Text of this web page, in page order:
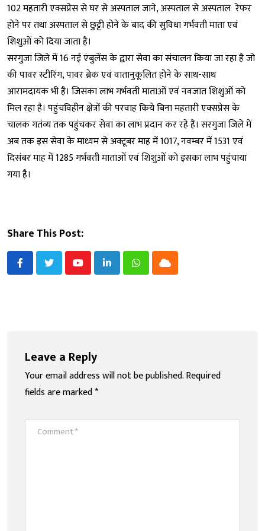
102 महतारी एक्सप्रेस से घर से अस्पताल जाने, अस्पताल से अस्पताल रेफर
होने पर तथा अस्पताल से छुट्टी होने के बाद की सुविधा गर्भवती माता एवं
शिशुओं को दिया जाता है।
सरगुजा जिले में 16 नई एंबुलेंस के द्वारा सेवा का संचालन किया जा रहा है जो
की पावर स्टीरिंग, पावर ब्रेक एवं वातानुकूलित होने के साथ-साथ
आरामदायक भी है। जिसका लाभ गर्भवती माताओं एवं नवजात शिशुओं को
मिल रहा है। पहुंचविहीन क्षेत्रों की परवाह किये बिना महतारी एक्सप्रेस के
चालक गतंव्य तक पहुंचकर सेवा का लाभ प्रदान कर रहे हैं। सरगुजा जिले में
अब तक इस सेवा के माध्यम से अक्टूबर माह में 1017, नवम्बर में 1531 एवं
दिसंबर माह में 1285 गर्भवती माताओं एवं शिशुओं को इसका लाभ पहुंचाया
गया है।
Share This Post:
YoutubeLinkedInWhatsappCloud
Leave a Reply
Your email address will not be published.Required
fields are marked*